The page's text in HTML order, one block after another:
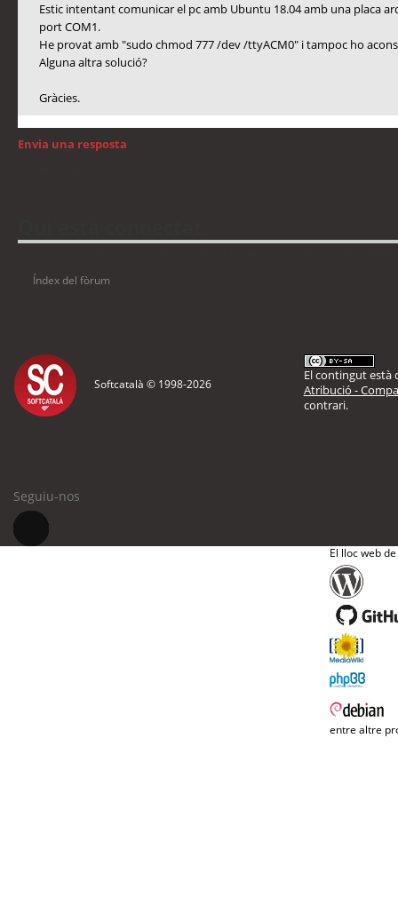
Estic intentant comunicar el pc amb Ubuntu 18.04 amb una placa
port COM1.
He provat amb "sudo chmod 777 /dev /ttyACM0" i tampoc ho
Alguna altra solució?
Gràcies.
Envia una resposta
Índex del fòrum
Softcatalà © 1998-2026
El contingut està
Atribució -
contrari.
Seguiu-nos
El lloc web
entre altre